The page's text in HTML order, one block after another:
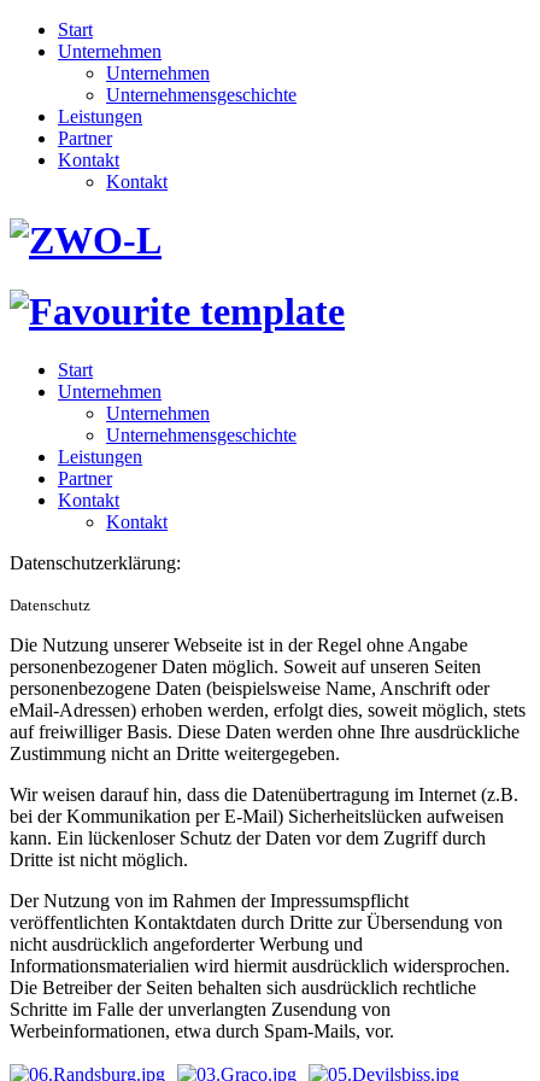
Start
Unternehmen
Unternehmen
Unternehmensgeschichte
Leistungen
Partner
Kontakt
Kontakt
Start
Unternehmen
Unternehmen
Unternehmensgeschichte
Leistungen
Partner
Kontakt
Kontakt
Datenschutzerklärung:
Datenschutz
Die Nutzung unserer Webseite ist in der Regel ohne Angabe
personenbezogener Daten möglich. Soweit auf unseren Seiten
personenbezogene Daten (beispielsweise Name, Anschrift oder
eMail-Adressen) erhoben werden, erfolgt dies, soweit möglich, stets
auf freiwilliger Basis. Diese Daten werden ohne Ihre ausdrückliche
Zustimmung nicht an Dritte weitergegeben.
Wir weisen darauf hin, dass die Datenübertragung im Internet (z.B.
bei der Kommunikation per E-Mail) Sicherheitslücken aufweisen
kann. Ein lückenloser Schutz der Daten vor dem Zugriff durch
Dritte ist nicht möglich.
Der Nutzung von im Rahmen der Impressumspflicht
veröffentlichten Kontaktdaten durch Dritte zur Übersendung von
nicht ausdrücklich angeforderter Werbung und
Informationsmaterialien wird hiermit ausdrücklich widersprochen.
Die Betreiber der Seiten behalten sich ausdrücklich rechtliche
Schritte im Falle der unverlangten Zusendung von
Werbeinformationen, etwa durch Spam-Mails, vor.